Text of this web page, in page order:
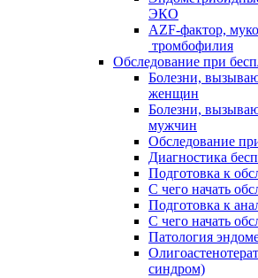
ЭКО
AZF-фактор,
тромбофилия
Обследование при
Болезни,
женщин
Болезни,
мужчин
Обследование
Диагностика
Подготовка к
С чего начать
Подготовка к
С чего начать
Патология
синдром)